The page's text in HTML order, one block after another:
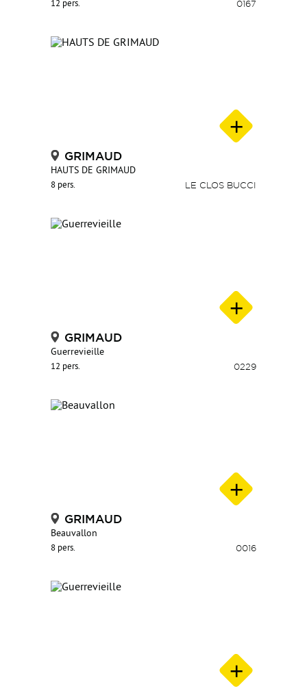
12 pers. 0167
GRIMAUD
HAUTS DE GRIMAUD
8 pers. LE CLOS BUCCI
GRIMAUD
Guerrevieille
12 pers. 0229
GRIMAUD
Beauvallon
8 pers. 0016